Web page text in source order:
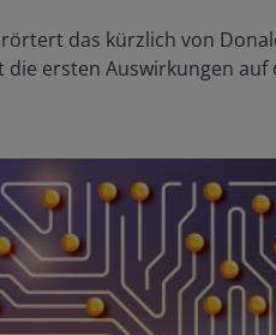
das kürzlich von
ersten Auswirkungen auf